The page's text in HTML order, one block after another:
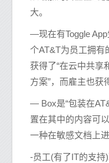
大。
—现在有Toggle
个AT&T为员工拥有
获得了“在云中共享
方案”，而雇主也获
— Box是“包装在
置在其中的内容可
一种在敏感文档上
-员工(有了IT的支持